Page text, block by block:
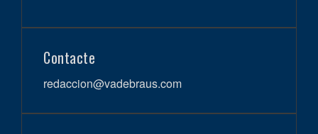
Contacte
redaccion@vadebraus.com